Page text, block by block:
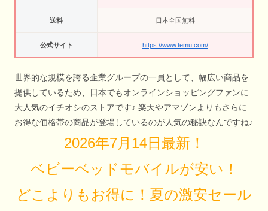
送料 日本全国無料
公式サイト https://www.temu.com/
世界的な規模を誇る企業グループの一員として、幅広い商品を
提供しているため、日本でもオンラインショッピングファンに
大人気のイチオシのストアです♪ 楽天やアマゾンよりもさらに
お得な価格帯の商品が登場しているのが人気の秘訣なんですね♪
2026年7月14日最新！
ベビーベッドモバイルが安い！
どこよりもお得に！夏の激安セール